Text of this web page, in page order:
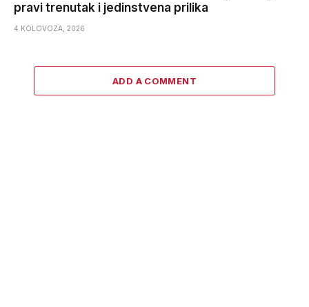
pravi trenutak i jedinstvena prilika
4 KOLOVOZA, 2026
ADD A COMMENT